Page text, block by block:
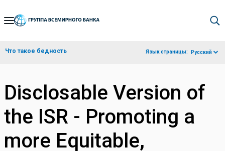
Skip
Navigation
Что такое бедность Язык страницы: Русский
Disclosable Version of
the ISR - Promoting a
more Equitable,